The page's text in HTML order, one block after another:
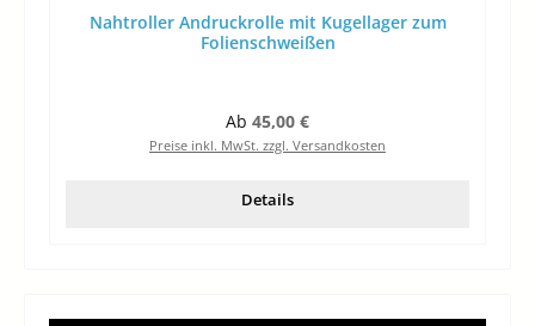
Nahtroller Andruckrolle mit Kugellager zum
Folienschweißen
Regulärer Preis:
Ab 45,00 €
Preise inkl. MwSt. zzgl. Versandkosten
Details